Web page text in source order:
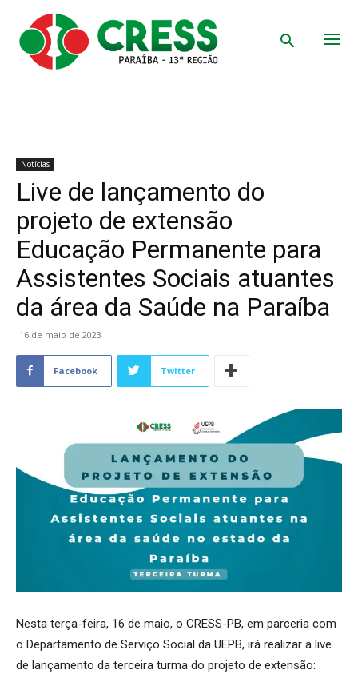
Notícias
Live de lançamento do
projeto de extensão
Educação Permanente para
Assistentes Sociais atuantes
da área da Saúde na Paraíba
16 de maio de 2023
Facebook Twitter
Nesta terça-feira, 16 de maio, o CRESS-PB, em parceria com
o Departamento de Serviço Social da UEPB, irá realizar a live
de lançamento da terceira turma do projeto de extensão: